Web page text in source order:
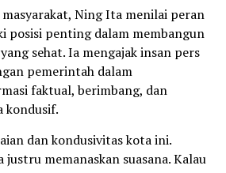
masyarakat, Ning Ita menilai peran
posisi penting dalam membangun
sehat. Ia mengajak insan pers
pemerintah dalam
faktual, berimbang, dan
kondusif.
dan kondusivitas kota ini.
justru memanaskan suasana. Kalau